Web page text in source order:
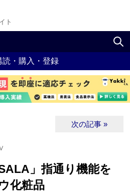
ト
読・購入・登録
次の記事 »
」指通り機能を
化粧品